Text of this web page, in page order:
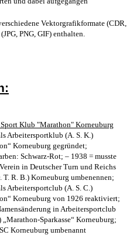
Vektorgrafikformate (CDR,
PNG, GIF) enthalten.
Klub "Marathon" Korneuburg
Arbeitersportklub (A. S. K.)
Korneuburg gegründet;
Schwarz-Rot; – 1938 = musste
in Deutscher Turn und Reichs
T. R. B.) Korneuburg umbenennen;
Arbeitersportclub (A. S. C.)
Korneuburg von 1926 reaktiviert;
in Arbeitersportclub
„Marathon-Sparkasse“ Korneuburg;
Korneuburg umbenannt